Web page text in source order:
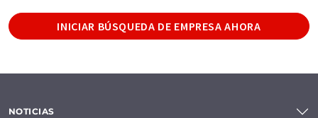
INICIAR BÚSQUEDA DE EMPRESA AHORA
NOTICIAS